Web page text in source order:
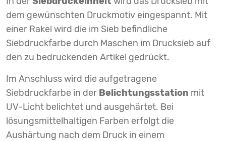
dem gewünschten Druckmotiv eingespannt. Mit
einer Rakel wird die im Sieb befindliche
Siebdruckfarbe durch Maschen im Drucksieb auf
den zu bedruckenden Artikel gedrückt.
Im Anschluss wird die aufgetragene
Siebdruckfarbe in der Belichtungsstation mit
UV-Licht belichtet und ausgehärtet. Bei
lösungsmittelhaltigen Farben erfolgt die
Aushärtung nach dem Druck in einem